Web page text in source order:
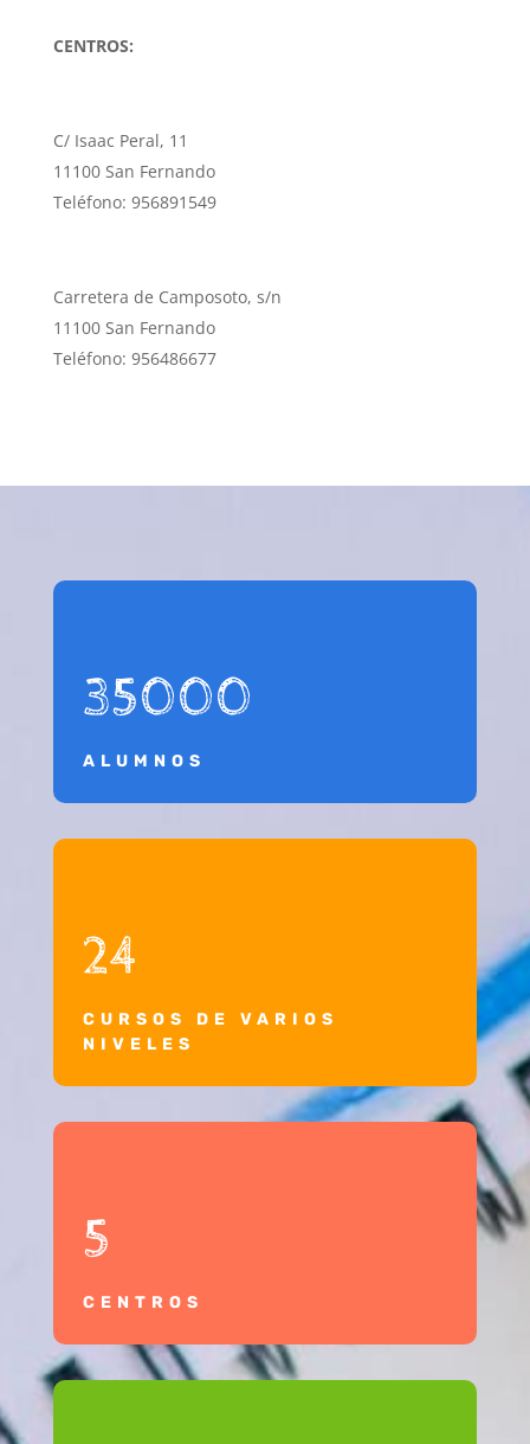
CENTROS:
C/ Isaac Peral, 11
11100 San Fernando
Teléfono: 956891549
Carretera de Camposoto, s/n
11100 San Fernando
Teléfono: 956486677
35000
ALUMNOS
24
CURSOS DE VARIOS
NIVELES
5
CENTROS